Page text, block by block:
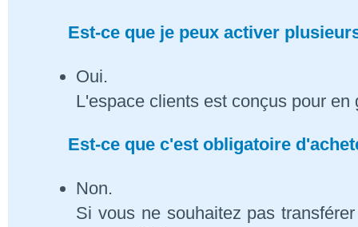
Est-ce que je peux activer
Oui.
L'espace clients est conçus pour
Est-ce que c'est obligatoire
Non.
Si vous ne souhaitez pas